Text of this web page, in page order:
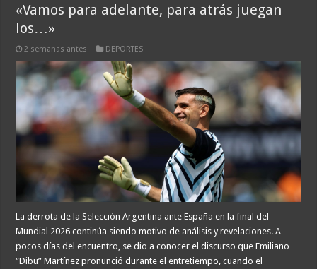
«Vamos para adelante, para atrás juegan
los…»
2 semanas antes DEPORTES
La derrota de la Selección Argentina ante España en la final del
Mundial 2026 continúa siendo motivo de análisis y revelaciones. A
pocos días del encuentro, se dio a conocer el discurso que Emiliano
“Dibu” Martínez pronunció durante el entretiempo, cuando el